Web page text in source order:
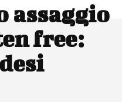
assaggio
free: